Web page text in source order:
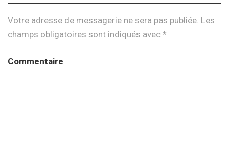
Votre adresse de messagerie ne sera pas publiée. Les
champs obligatoires sont indiqués avec *
Commentaire